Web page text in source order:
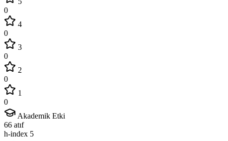
0
4
0
3
0
2
0
1
0
Akademik Etki
66 atıf
h-index 5